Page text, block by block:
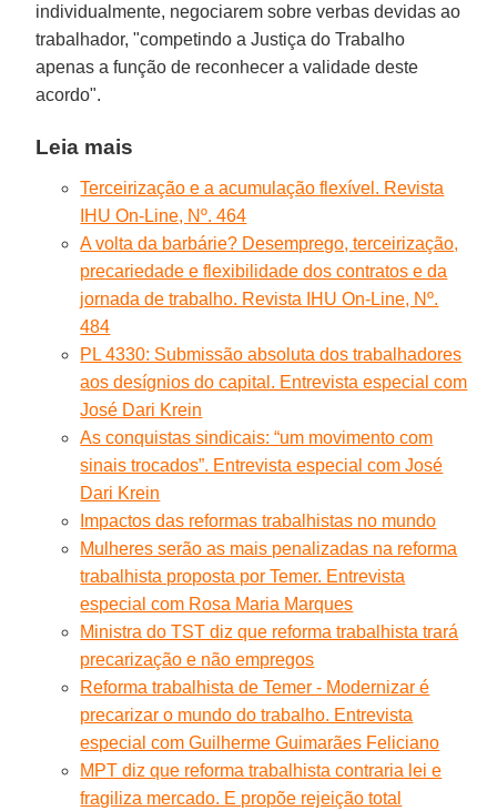
individualmente, negociarem sobre verbas devidas ao
trabalhador, "competindo a Justiça do Trabalho
apenas a função de reconhecer a validade deste
acordo".
Leia mais
Terceirização e a acumulação flexível. Revista
IHU On-Line, Nº. 464
A volta da barbárie? Desemprego, terceirização,
precariedade e flexibilidade dos contratos e da
jornada de trabalho. Revista IHU On-Line, Nº.
484
PL 4330: Submissão absoluta dos trabalhadores
aos desígnios do capital. Entrevista especial com
José Dari Krein
As conquistas sindicais: “um movimento com
sinais trocados”. Entrevista especial com José
Dari Krein
Impactos das reformas trabalhistas no mundo
Mulheres serão as mais penalizadas na reforma
trabalhista proposta por Temer. Entrevista
especial com Rosa Maria Marques
Ministra do TST diz que reforma trabalhista trará
precarização e não empregos
Reforma trabalhista de Temer - Modernizar é
precarizar o mundo do trabalho. Entrevista
especial com Guilherme Guimarães Feliciano
MPT diz que reforma trabalhista contraria lei e
fragiliza mercado. E propõe rejeição total